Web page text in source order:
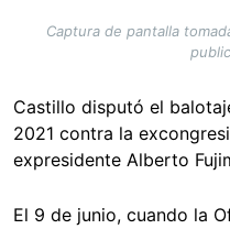
Captura de pantalla
Castillo disputó el
2021 contra la
expresidente Alberto
El 9 de junio, cuando la